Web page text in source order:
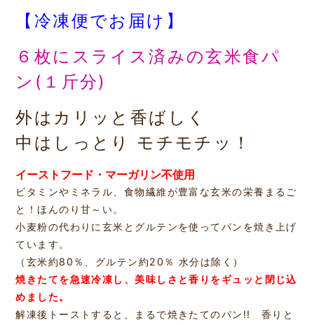
【冷凍便でお届け】
６枚にスライス済みの玄米食パ
ン(１斤分)
外はカリッと香ばしく
中はしっとり モチモチッ！
イーストフード・マーガリン不使用
ビタミンやミネラル、食物繊維が豊富な玄米の栄養まるご
と！ほんのり甘～い。
小麦粉の代わりに玄米とグルテンを使ってパンを焼き上げ
ています。
（玄米約80％、グルテン約20％ 水分は除く）
焼きたてを急速冷凍し、美味しさと香りをギュッと閉じ込
めました。
解凍後トーストすると、まるで焼きたてのパン!! 香りと